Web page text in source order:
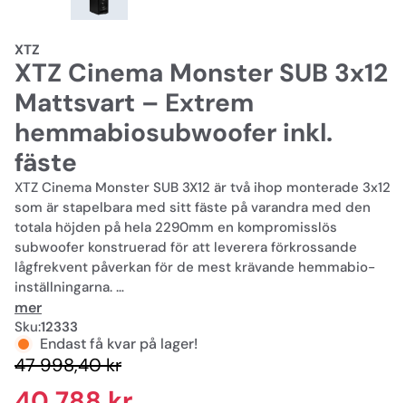
XTZ
XTZ Cinema Monster SUB 3x12
Mattsvart – Extrem
hemmabiosubwoofer inkl.
fäste
XTZ Cinema Monster SUB 3X12 är två ihop monterade 3x12
som är stapelbara med sitt fäste på varandra med den
totala höjden på hela 2290mm en kompromisslös
subwoofer konstruerad för att leverera förkrossande
lågfrekvent påverkan för de mest krävande hemmabio-
inställningarna.
Med 6 12 High-Speed Ultra-Long-Stroke-element och
driven av 6 oberoende Claridy Class-D-förstärkare
producerar den stramt kontrollerad bas ren djup och
fysisk. Det är nära ljudtrycket från en Formel 1-bil i full gas
mer
Sku:12333
Endast få kvar på lager!
47 998,40 kr